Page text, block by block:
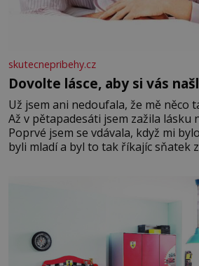
skutecnepribehy.cz
Dovolte lásce, aby si vás
Už jsem ani nedoufala, že mě něco
Až v pětapadesáti jsem zažila lásku
Poprvé jsem se vdávala, když mi
byli mladí a byl to tak říkajíc sňatek